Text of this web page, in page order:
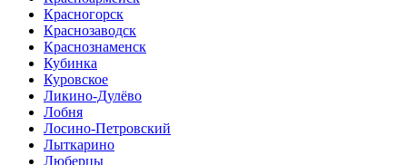
Красногорск
Краснозаводск
Краснознаменск
Кубинка
Куровское
Ликино-Дулёво
Лобня
Лосино-Петровский
Лыткарино
Люберцы